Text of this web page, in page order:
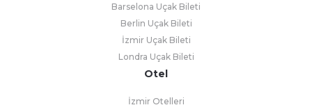
Barselona Uçak Bileti
Berlin Uçak Bileti
İzmir Uçak Bileti
Londra Uçak Bileti
Otel
İzmir Otelleri